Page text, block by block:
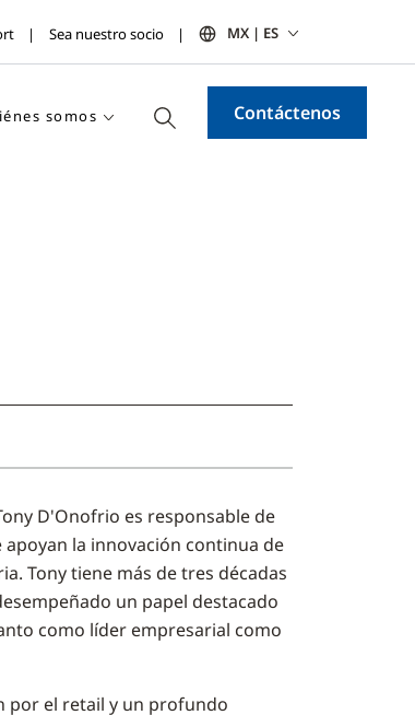
Sea nuestro socio MX | ES
somos Contáctenos
D'Onofrio es responsable de
la innovación continua de
Tony tiene más de tres décadas
un papel destacado
como líder empresarial como
por el retail y un profundo